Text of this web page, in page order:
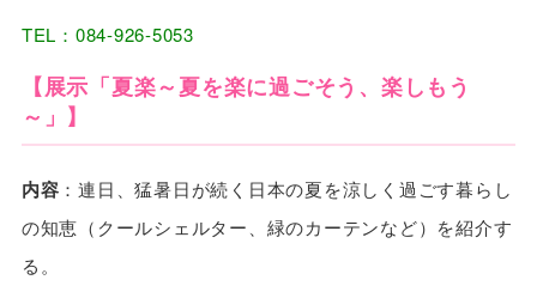
TEL：084-926-5053
【展示「夏楽～夏を楽に過ごそう、楽しもう
～」】
内容 ：連日、猛暑日が続く日本の夏を涼しく過ごす暮らし
の知恵（クールシェルター、緑のカーテンなど）を紹介す
る。